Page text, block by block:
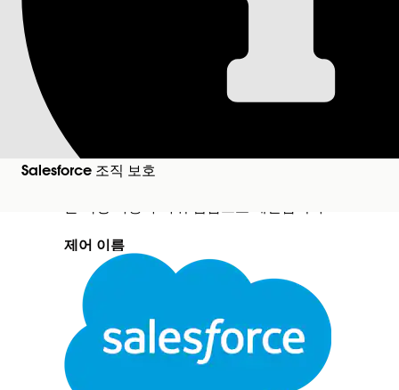
본 텍스트는 Salesforce 기계 번역 시스템으로 번역되었습니다. 자세한 내용은
Salesforce 조직 보호
OAuth 정책 구성:
세스를 위한 프로필/
제어 이름
외부 클라이언트 앱: OAuth 정책 구성: 관리자 승인
로필/권한 집합 지정
권장 구성
외부 클라이언트 앱 정책을 통해 사용자 앱 액세스